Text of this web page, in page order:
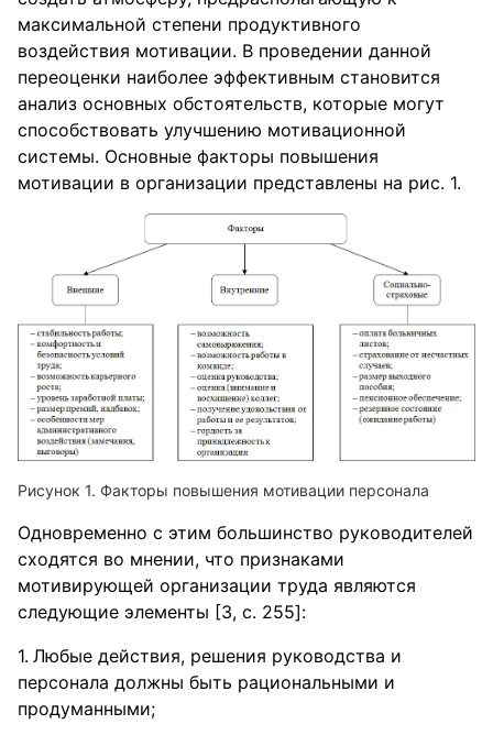
максимальной степени продуктивного
воздействия мотивации. В проведении данной
переоценки наиболее эффективным становится
анализ основных обстоятельств, которые могут
способствовать улучшению мотивационной
системы. Основные факторы повышения
мотивации в организации представлены на рис. 1.
Факторы повышения мотивации персонала
Одновременно с этим большинство руководителей
сходятся во мнении, что признаками
мотивирующей организации труда являются
следующие элементы [3, c. 255]:
Любые действия, решения руководства и
персонала должны быть рациональными и
продуманными;